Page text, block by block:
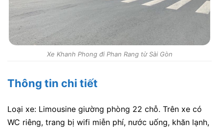
Xe Khanh Phong đi Phan Rang từ Sài Gòn
Thông tin chi tiết
Loại xe: Limousine giường phòng 22 chỗ. Trên xe có
WC riêng, trang bị wifi miễn phí, nước uống, khăn lạnh,